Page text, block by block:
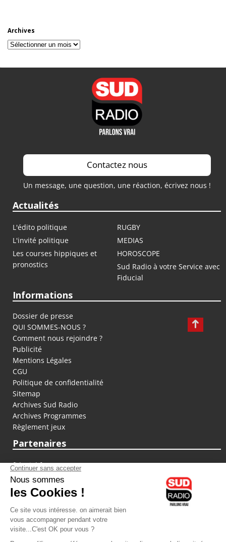
Archives
Archives
Contactez nous
Un message, une question, une réaction, écrivez nous !
Actualités
L'édito politique
RUGBY
L'invité politique
MEDIAS
Les courses hippiques et
pronostics
HOROSCOPE
Sud Radio à votre Service avec
Fiducial
Informations
Dossier de presse
QUI SOMMES-NOUS ?
Comment nous rejoindre ?
Publicité
Mentions Légales
CGU
Politique de confidentialité
Sitemap
Archives Sud Radio
Archives Programmes
Règlement jeux
Partenaires
fiducial.fr
lyoncapitale.fr
olympique-et-lyonnais.com
L'application Iphone / Android
Téléchargez l'application